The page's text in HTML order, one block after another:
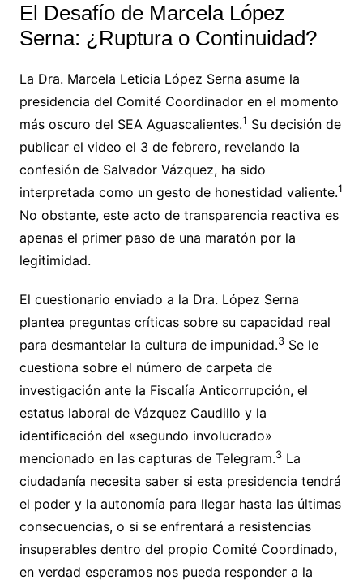
El Desafío de Marcela López
Serna: ¿Ruptura o Continuidad?
La Dra. Marcela Leticia López Serna asume la
presidencia del Comité Coordinador en el momento
más oscuro del SEA Aguascalientes.1 Su decisión de
publicar el video el 3 de febrero, revelando la
confesión de Salvador Vázquez, ha sido
interpretada como un gesto de honestidad valiente.1
No obstante, este acto de transparencia reactiva es
apenas el primer paso de una maratón por la
legitimidad.
El cuestionario enviado a la Dra. López Serna
plantea preguntas críticas sobre su capacidad real
para desmantelar la cultura de impunidad.3Se le
cuestiona sobre el número de carpeta de
investigación ante la Fiscalía Anticorrupción, el
estatus laboral de Vázquez Caudillo y la
identificación del «segundo involucrado»
mencionado en las capturas de Telegram.3La
ciudadanía necesita saber si esta presidencia tendrá
el poder y la autonomía para llegar hasta las últimas
consecuencias, o si se enfrentará a resistencias
insuperables dentro del propio Comité Coordinado,
en verdad esperamos nos pueda responder a la